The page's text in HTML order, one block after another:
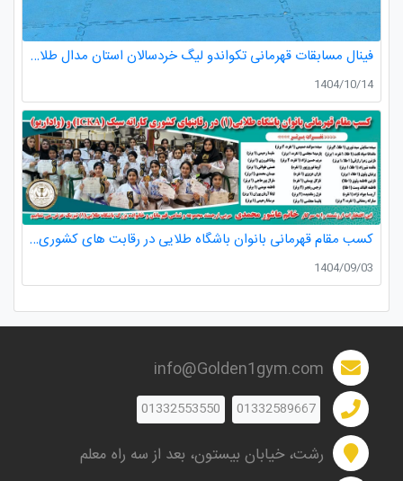
فینال مسابقات قهرمانی تکواندو لیگ خردسالان استان مدال طلا صدرا ظفری از باشگاه طلایی به مربیگری استاد عسکری مربی ارزنده باشگاه
1404/10/14
کسب مقام قهرمانی بانوان باشگاه طلایی در رقابت های کشوری کاراته
1404/09/03
info@Golden1gym.com
01332589667
01332553550
رشت، خیابان بیستون، بعد از سه راه معلم